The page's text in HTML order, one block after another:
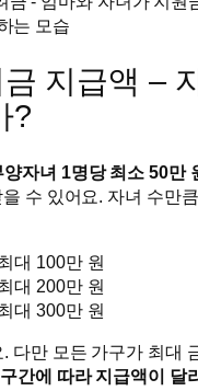
지급액 –
?
양자녀 1명당 최소 50만
수 있어요. 자녀 수만
대 100만 원
대 200만 원
대 300만 원
다만 모든 가구가 최대
간에 따라 지급액이 달